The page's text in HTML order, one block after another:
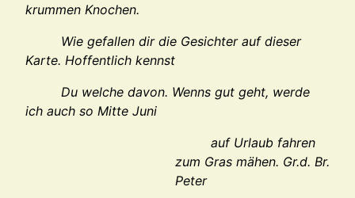
krummen Knochen.
Wie gefallen dir die Gesichter auf dieser
Karte. Hoffentlich kennst
Du welche davon. Wenns gut geht, werde
ich auch so Mitte Juni
auf Urlaub fahren
zum Gras mähen. Gr.d. Br.
Peter